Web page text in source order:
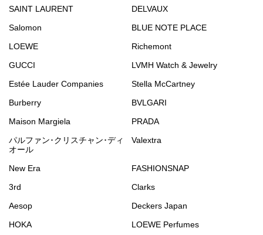
SAINT LAURENT
DELVAUX
Salomon
BLUE NOTE PLACE
LOEWE
Richemont
GUCCI
LVMH Watch & Jewelry
Estée Lauder Companies
Stella McCartney
Burberry
BVLGARI
Maison Margiela
PRADA
パルファン･クリスチャン･ディ
オール
Valextra
New Era
FASHIONSNAP
3rd
Clarks
Aesop
Deckers Japan
HOKA
LOEWE Perfumes